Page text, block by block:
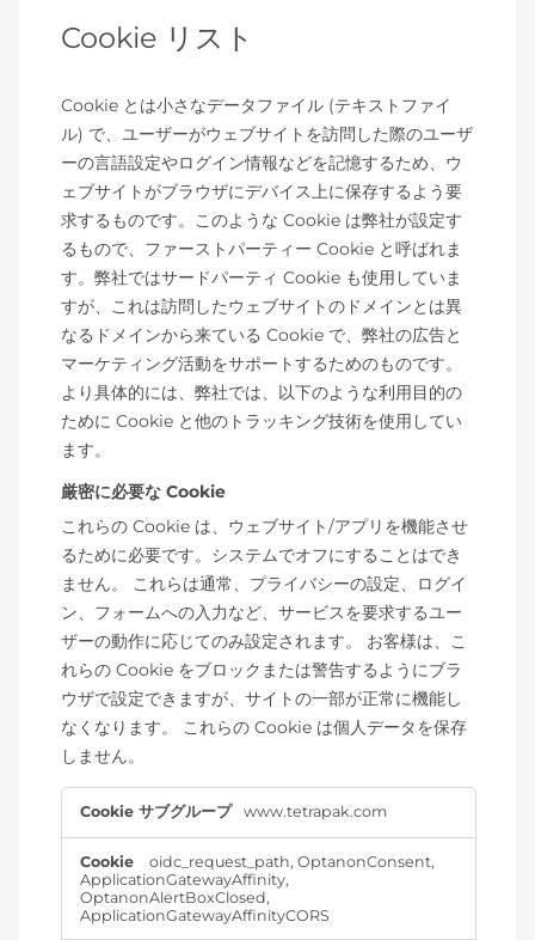
Cookie リスト
Cookie とは小さなデータファイル (テキストファイ
ル) で、ユーザーがウェブサイトを訪問した際のユーザ
ーの言語設定やログイン情報などを記憶するため、ウ
ェブサイトがブラウザにデバイス上に保存するよう要
求するものです。このような Cookie は弊社が設定す
るもので、ファーストパーティー Cookie と呼ばれま
す。弊社ではサードパーティ Cookie も使用していま
すが、これは訪問したウェブサイトのドメインとは異
なるドメインから来ている Cookie で、弊社の広告と
マーケティング活動をサポートするためのものです。
より具体的には、弊社では、以下のような利用目的の
ために Cookie と他のトラッキング技術を使用してい
ます。
厳密に必要な Cookie
これらの Cookie は、ウェブサイト/アプリを機能させ
るために必要です。システムでオフにすることはでき
ません。 これらは通常、プライバシーの設定、ログイ
ン、フォームへの入力など、サービスを要求するユー
ザーの動作に応じてのみ設定されます。 お客様は、こ
れらの Cookie をブロックまたは警告するようにブラ
ウザで設定できますが、サイトの一部が正常に機能し
なくなります。 これらの Cookie は個人データを保存
しません。
厳
に
Cookie
www.tetrapak.com
oidc_request_path,OptanonConsent,
ApplicationGatewayAffinity,
OptanonAlertBoxClosed,
ApplicationGatewayAffinityCORS